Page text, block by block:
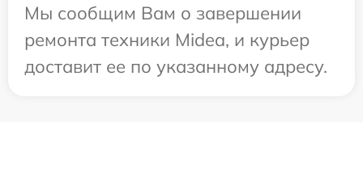
Мы сообщим Вам о завершении
ремонта техники Midea, и курьер
доставит ее по указанному адресу.